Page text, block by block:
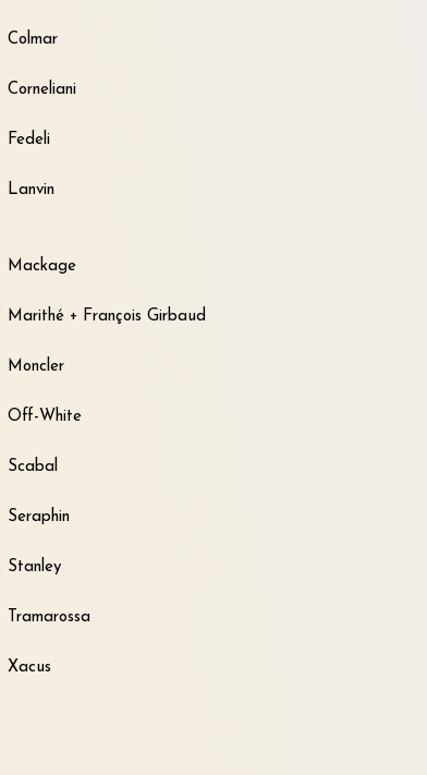
Colmar
Corneliani
Fedeli
Lanvin
Mackage
Marithé + François Girbaud
Moncler
Off-White
Scabal
Seraphin
Stanley
Tramarossa
Xacus